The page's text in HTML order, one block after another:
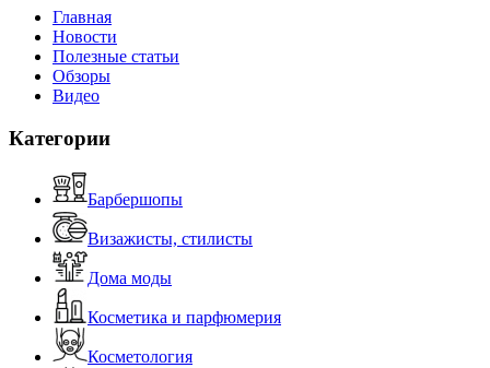
Главная
Новости
Полезные статьи
Обзоры
Видео
Категории
Барбершопы
Визажисты, стилисты
Дома моды
Косметика и парфюмерия
Косметология